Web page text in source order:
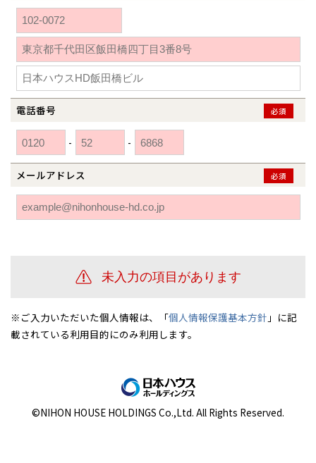
電話番号 必須
- -
メールアドレス 必須
※ご入力いただいた個人情報は、「個人情報保護基本方針 」に記
載されている利用目的にのみ利用します。
©NIHON HOUSE HOLDINGS Co.,Ltd. All Rights Reserved.
福井
茨城
栃木
群馬
三重
兵庫
奈良
滋賀
香川
愛媛
鳥取
広島
山口
福岡
佐賀
熊本
宮崎
鹿児島
分譲マンション
※現住所のある都道府県以外の建築予定地の方でも現住所の有るお近
くの展示場又は店舗にお問合せください。
応します。お気軽にご相談ください。
いわき
福井県
千葉県
柏
茨城県
水戸
栃木県
宇都宮
群馬県
伊勢崎
三重県
奈良県
奈良
香川県
高松
愛媛県
松山
福岡県
佐賀県
佐賀
熊本県
熊本
大分県
大分
宮崎県
宮崎
鹿児島県
鹿児島